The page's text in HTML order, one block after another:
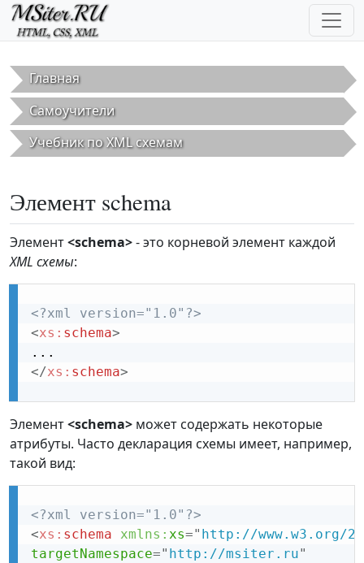
Перейти к основному содержанию
Главная
Самоучители
Учебник по XML схемам
Элемент schema
Элемент<schema>- это корневой элемент каждой
XML схемы:
<?xml version="1.0"?>
<xs: schema>
</xs: schema>
Элемент<schema> может содержать некоторые
атрибуты. Часто декларация схемы имеет, например,
такой вид:
<?xml version="1.0"?>
<xs: schema xmlns: xs=" http://www.w3.org/
targetNamespace=" http://msiter.ru"